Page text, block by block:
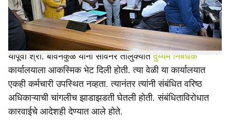
e
ड्रॉवरमध्ये मोठी रक्कम सापडल्याची चर्चा आहे. या रकमेबाबत
चौकशीचे आदेश त्यांनी पोलिसांना दिले आहेत.
यापूर्वी श्री. बावनकुळे यांनी सावनेर तालुक्यात दुय्यम निबंधक
कार्यालयाला आकस्मिक भेट दिली होती. त्या वेळी या कार्यालयात
एकही कर्मचारी उपस्थित नव्हता. त्यानंतर त्यांनी संबंधित वरिष्ठ
अधिकाऱ्याची चांगलीच झाडाझडती घेतली होती. संबंधिताविरोधात
कारवाईचे आदेशही देण्यात आले होते.